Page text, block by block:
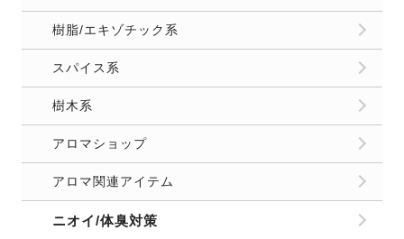
樹脂/エキゾチック系
スパイス系
樹木系
アロマショップ
アロマ関連アイテム
ニオイ/体臭対策